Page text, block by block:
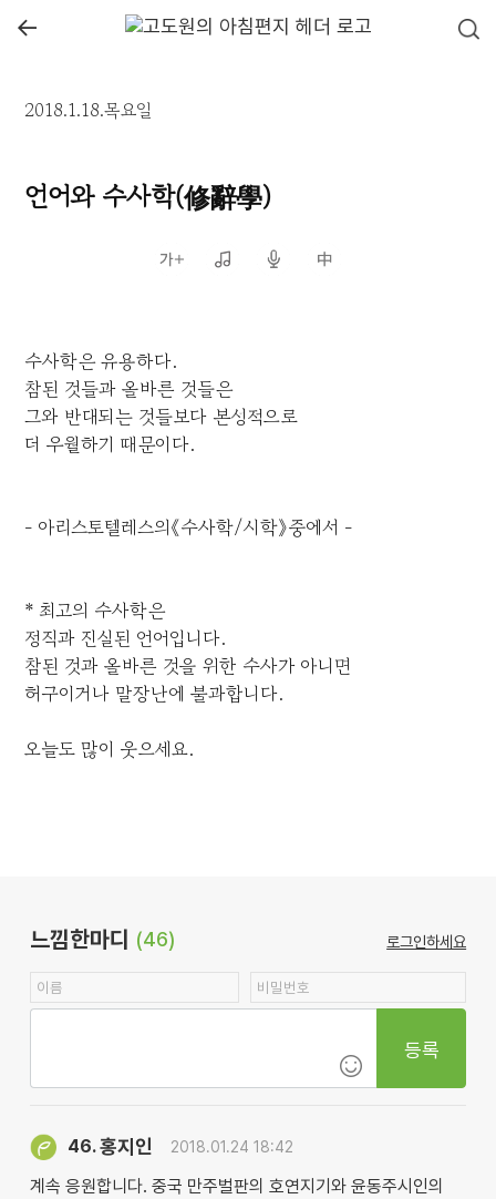
←
2018.1.18.목요일
언어와 수사학(修辭學)
수사학은 유용하다.
참된 것들과 올바른 것들은
그와 반대되는 것들보다 본성적으로
더 우월하기 때문이다.
- 아리스토텔레스의《수사학/시학》중에서 -
* 최고의 수사학은
정직과 진실된 언어입니다.
참된 것과 올바른 것을 위한 수사가 아니면
허구이거나 말장난에 불과합니다.
오늘도 많이 웃으세요.
느낌한마디 (46) 로그인하세요
등록
46.홍지인 2018.01.24 18:42
계속 응원합니다. 중국 만주벌판의 호연지기와 윤동주시인의